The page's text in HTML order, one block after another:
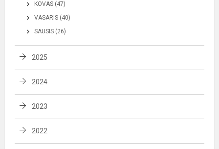
KOVAS (47)
VASARIS (40)
SAUSIS (26)
2025
2024
2023
2022